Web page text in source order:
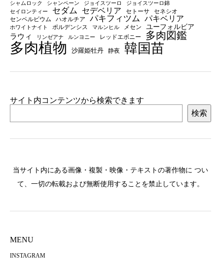
シャムロック シャンペーン ジョイスツーロ
ジョイスツーロ錦
セイロンティー
セダム セデベリア セトーサ
セネシオ
センペルビウム
ハオルチア パキフィツム パキベリア
ホワイトナイト ポルデンシス マルンヒル メセン
ユーフォルビア
ラウィ
リンゼアナ ルンヨニー レッドエボニー 多肉図鑑
多肉植物 沙羅姫牡丹 静夜 韓国苗
サイト内コンテンツから検索できます
検索
当サイト内にある画像・複製・映像・テキストの著作物に つい
て、一切の転載および無断使用することを禁止しています。
MENU
INSTAGRAM